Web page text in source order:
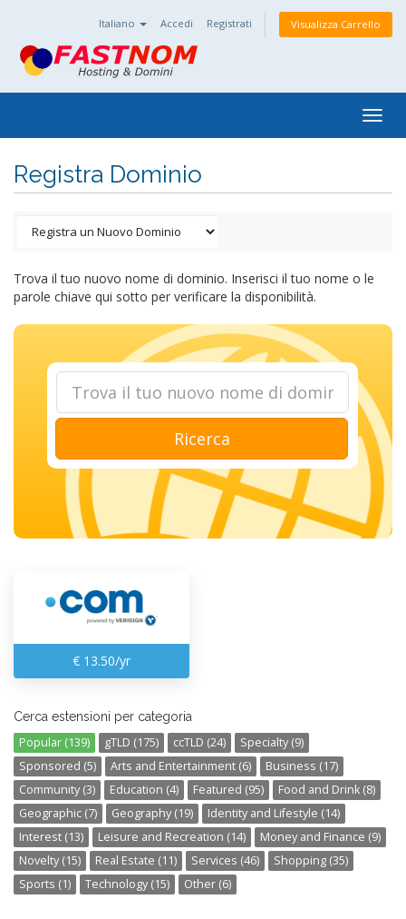
Italiano Accedi Registrati Visualizza Carrello
Registra Dominio
Trova il tuo nuovo nome di dominio. Inserisci il tuo nome o le
parole chiave qui sotto per verificare la disponibilità.
Ricerca
€ 13.50/yr
Cerca estensioni per categoria
Popular (139) gTLD (175) ccTLD (24)
Specialty (9)
Sponsored (5)
Arts and Entertainment (6)
Business (17)
Community (3)
Education (4) Featured (95)
Food and Drink (8)
Geographic (7)
Geography (19)
Identity and Lifestyle (14)
Interest (13)
Leisure and Recreation (14)
Money and Finance (9)
Novelty (15)
Real Estate (11) Services (46)
Shopping (35)
Sports (1)
Technology (15) Other (6)